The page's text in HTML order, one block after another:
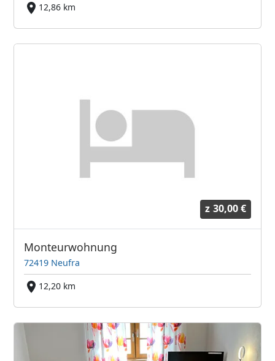
12,86 km
z 30,00 €
Monteurwohnung
72419 Neufra
12,20 km